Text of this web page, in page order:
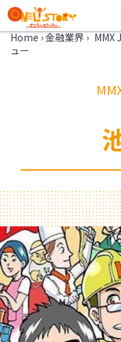
Home ›金融業界 › MMX
ュー